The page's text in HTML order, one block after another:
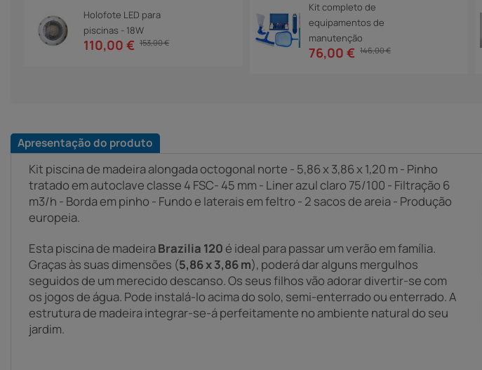
Holofote LED para
piscinas - 18W
110,00 € 153,00 €
Kit completo de
equipamentos de
manutenção
76,00 € 146,00 €
Apresentação do produto
Kit piscina de madeira alongada octogonal norte - 5,86 x 3,86 x 1,20 m - Pinho
tratado em autoclave classe 4 FSC- 45 mm - Liner azul claro 75/100 - Filtração 6
m3/h - Borda em pinho - Fundo e laterais em feltro - 2 sacos de areia - Produção
europeia.
Esta piscina de madeiraBrazilia 120é ideal para passar um verão em família.
Graças às suas dimensões (5,86 x 3,86 m), poderá dar alguns mergulhos
seguidos de um merecido descanso. Os seus filhos vão adorar divertir-se com
os jogos de água. Pode instalá-lo acima do solo, semi-enterrado ou enterrado. A
estrutura de madeira integrar-se-á perfeitamente no ambiente natural do seu
jardim.